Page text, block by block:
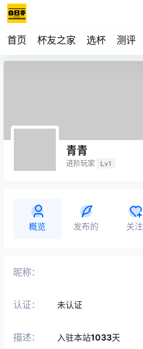
首页 杯友之家 选杯 测评
青青
进阶玩家 Lv1
概览 发布的 关注
昵称：
认证： 未认证
描述： 入驻本站1033天